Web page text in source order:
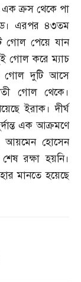
এক ক্রস থেকে পা
এরপর ৪৩তম
গোল পেয়ে যান
দুই গোল করে ম্যাচ
গোল দুটি আসে
গোল থেকে।
ইরাক। দীর্ঘ
এক আক্রমণে
আয়মেন হোসেন
রক্ষা হয়নি।
মানতে হয়েছে